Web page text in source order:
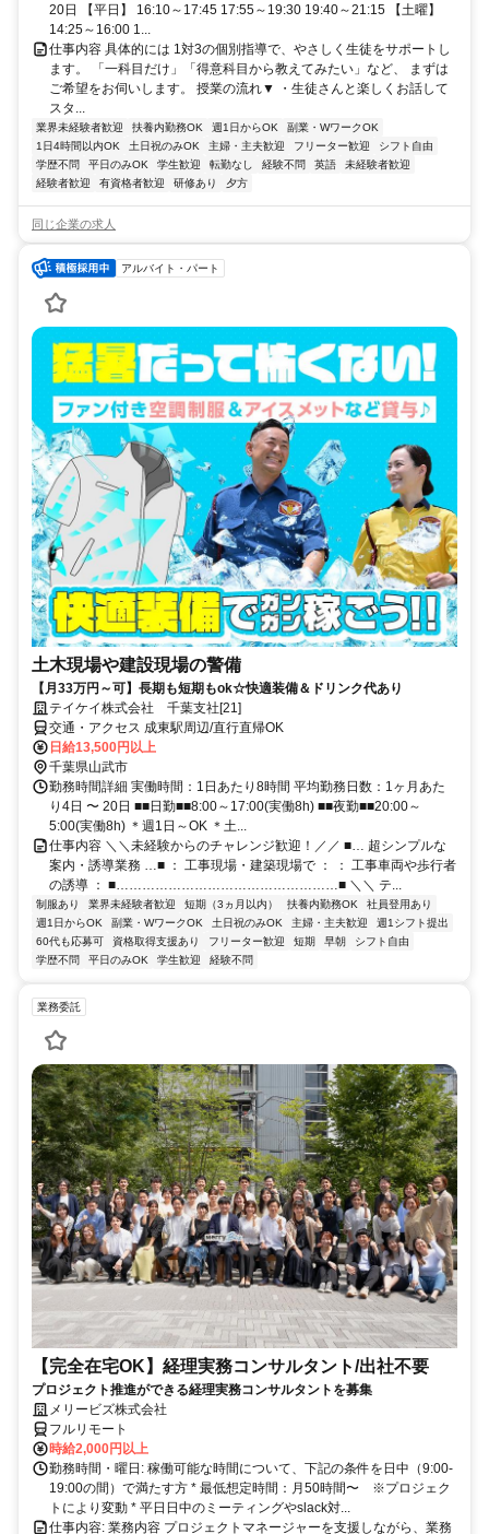
20日 【平日】 16:10～17:45 17:55～19:30 19:40～21:15 【土曜】
14:25～16:00 1...
仕事内容 具体的には 1対3の個別指導で、やさしく生徒をサポートし
ます。 「一科目だけ」「得意科目から教えてみたい」など、 まずは
ご希望をお伺いします。 授業の流れ▼ ・生徒さんと楽しくお話して
スタ...
業界未経験者歓迎 扶養内勤務OK 週1日からOK
副業・WワークOK
1日4時間以内OK
土日祝のみOK 主婦・主夫歓迎 フリーター歓迎
シフト自由
学歴不問
平日のみOK 学生歓迎 転勤なし 経験不問 英語
未経験者歓迎
経験者歓迎
有資格者歓迎 研修あり 夕方
同じ企業の求人
アルバイト・パート
土木現場や建設現場の警備
【月33万円～可】長期も短期もok☆快適装備＆ドリンク代あり
テイケイ株式会社 千葉支社[21]
交通・アクセス 成東駅周辺/直行直帰OK
日給13,500円以上
千葉県山武市
勤務時間詳細 実働時間：1日あたり8時間 平均勤務日数：1ヶ月あた
り4日 〜 20日 ■■日勤■■8:00～17:00(実働8h) ■■夜勤■■20:00～
5:00(実働8h) ＊週1日～OK ＊土...
仕事内容 ＼＼未経験からのチャレンジ歓迎！／／ ■… 超シンプルな
案内・誘導業務 …■ ： 工事現場・建築現場で ： ： 工事車両や歩行者
の誘導 ： ■……………………………………………■ ＼＼ テ...
制服あり 業界未経験者歓迎 短期（3ヵ月以内） 扶養内勤務OK
社員登用あり
週1日からOK
副業・WワークOK 土日祝のみOK 主婦・主夫歓迎
週1シフト提出
60代も応募可
資格取得支援あり フリーター歓迎 短期 早朝
シフト自由
学歴不問
平日のみOK 学生歓迎 経験不問
業務委託
【完全在宅OK】経理実務コンサルタント/出社不要
プロジェクト推進ができる経理実務コンサルタントを募集
メリービズ株式会社
フルリモート
時給2,000円以上
勤務時間・曜日: 稼働可能な時間について、下記の条件を日中（9:00-
19:00の間）で満たす方 * 最低想定時間：月50時間〜 ※プロジェク
トにより変動 * 平日日中のミーティングやslack対...
仕事内容: 業務内容 プロジェクトマネージャーを支援しながら、業務